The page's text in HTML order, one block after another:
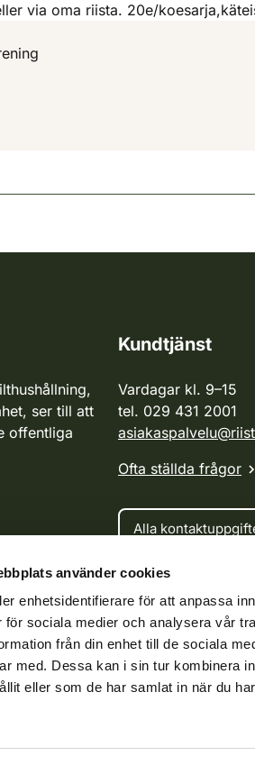
använder cookies
enhetsidentifierare för att anpassa
för sociala medier och analysera vår
från din enhet till de sociala
med. Dessa kan i sin tur kombinera
eller som de har samlat in när du
via oma riista. 20e/
ser till att
offentliga
Kundtjänst
Vardagar kl. 9–15
tel. 029 431 2001
Ofta ställda frågor
Alla
Jaktkort
Oma riista -tjänsten
Ansökan om